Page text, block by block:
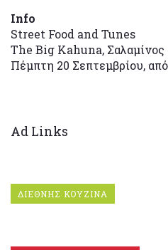
Info
Street Food and Tunes
The Big Kahuna, Σαλαμίνος
Πέμπτη 20 Σεπτεμβρίου, από
Ad Links
ΔΙΕΘΝΗΣ ΚΟΥΖΙΝΑ